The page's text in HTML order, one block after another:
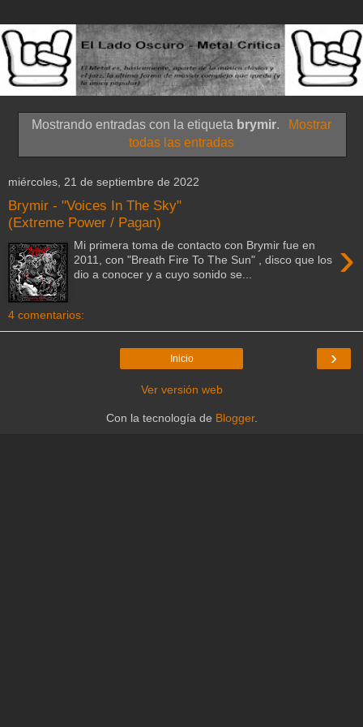
Mostrando entradas con la etiqueta brymir.
Mostrar
todas las entradas
miércoles, 21 de septiembre de 2022
Brymir - "Voices In The Sky"
(Extreme Power / Pagan)
›
Mi primera toma de contacto con Brymir fue en
2011, con "Breath Fire To The Sun" , disco que los
dio a conocer y a cuyo sonido se...
4 comentarios:
›
Inicio
Ver versión web
Con la tecnología de Blogger.